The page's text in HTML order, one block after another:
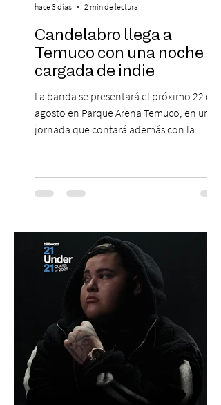
Candelabro llega a
Temuco con una noche
cargada de indie
La banda se presentará el próximo 22 de
agosto en Parque Arena Temuco, en una
jornada que contará además con la
agosto, el Parque Arena Temuco será
escenario de una noche dedicada al indie
banda que llegará a la capital de La
Araucanía para ofrecer un show cargado
de energía, guitarras y canciones que han
marcado su breve pero exitosa trayectoria.
hace 3 días 2 min de lectura